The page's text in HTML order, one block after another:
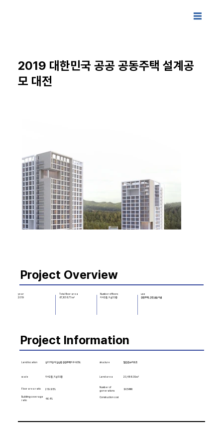
2019 대한민국 공공 공동주택 설계공
모 대전
Project Overview
year
2019
Total floor area
67,838.77㎡
Number of floors
지하2층, 지상30층
use
공동주택, 근린생활시설
Project Information
Land location 경기 의왕시 월암동 공공주택지구 A2BL structure 철근콘크리트조
scale 지하2층, 지상30층 Land area 20,486.00㎡
Floor area ratio 219.95%
Number of
generations
905세대
Building coverage
ratio
46.4%
Construction cost